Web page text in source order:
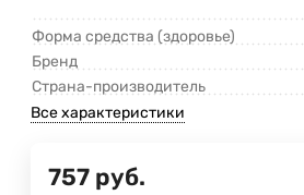
Форма средства (здоровье)
Бренд
Страна-производитель
Все характеристики
757 руб.